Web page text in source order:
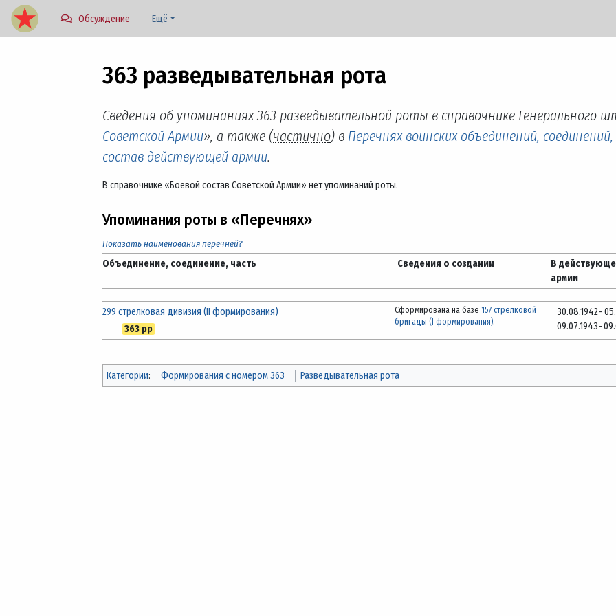
Обсуждение Ещё
363 разведывательная рота
Перейти к:навигация,поиск
Сведения об упоминаниях 363 разведывательной роты в справочнике Генерального
Советской Армии», а также (частично) в Перечнях воинских объединений,
состав действующей армии.
В справочнике «Боевой состав Советской Армии» нет упоминаний роты.
Упоминания роты в «Перечнях»
Показать наименования перечней?
Объединение, соединение, часть Сведения о создании
В
армии
299 стрелковая дивизия (II формирования)
363 рр
Сформирована на базе 157 стрелковой
бригады (I формирования).
30.08.1942-
09.07.1943-
Категории: Формирования с номером 363 Разведывательная рота